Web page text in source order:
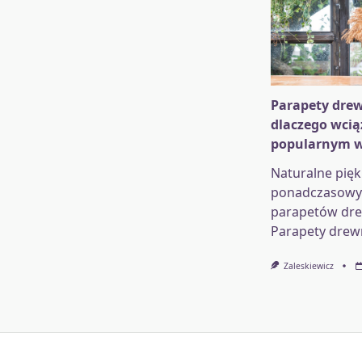
Parapety
dlaczego
popularnym
Naturalne
parapetów
Parapety
Zaleskiewicz